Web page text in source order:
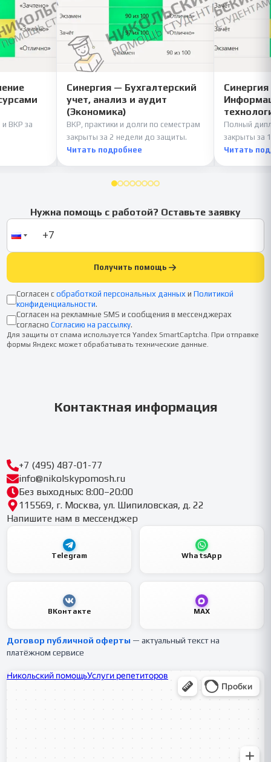
и ВКР за
Синергия — Бухгалтерский
учет, анализ и аудит
(Экономика)
ВКР, практики и долги по семестрам
закрыты за 2 недели до защиты.
Читать подробнее
Полный
закрыты за
Читать
Нужна помощь с работой? Оставьте заявку
Получить помощь
Согласен с обработкой персональных данных и Политикой
конфиденциальности.
Согласен на рекламные SMS и сообщения в мессенджерах
согласно Согласию на рассылку.
Для защиты от спама используется Yandex SmartCaptcha. При отправке
формы Яндекс может обрабатывать технические данные.
Контактная информация
+7 (495) 487-01-77
info@nikolskypomosh.ru
Без выходных: 8:00–20:00
115569, г. Москва, ул. Шипиловская, д. 22
Напишите нам в мессенджер
Telegram WhatsApp
ВКонтакте MAX
Договор публичной оферты — актуальный текст на
платёжном сервисе